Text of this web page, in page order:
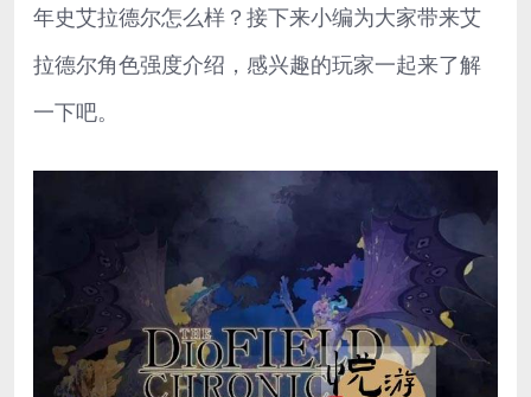
年史艾拉德尔怎么样？接下来小编为大家带来艾
拉德尔角色强度介绍，感兴趣的玩家一起来了解
一下吧。